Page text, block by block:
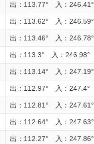
出：113.77° 入：246.41°
出：113.62° 入：246.59°
出：113.46° 入：246.78°
出：113.3° 入：246.98°
出：113.14° 入：247.19°
出：112.97° 入：247.4°
出：112.81° 入：247.61°
出：112.64° 入：247.63°
出：112.27° 入：247.86°